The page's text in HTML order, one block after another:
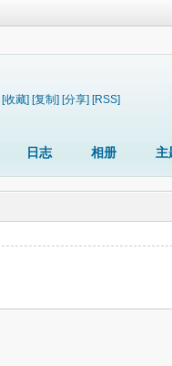
[收藏] [复制] [分享] [RSS]
日志 相册 主